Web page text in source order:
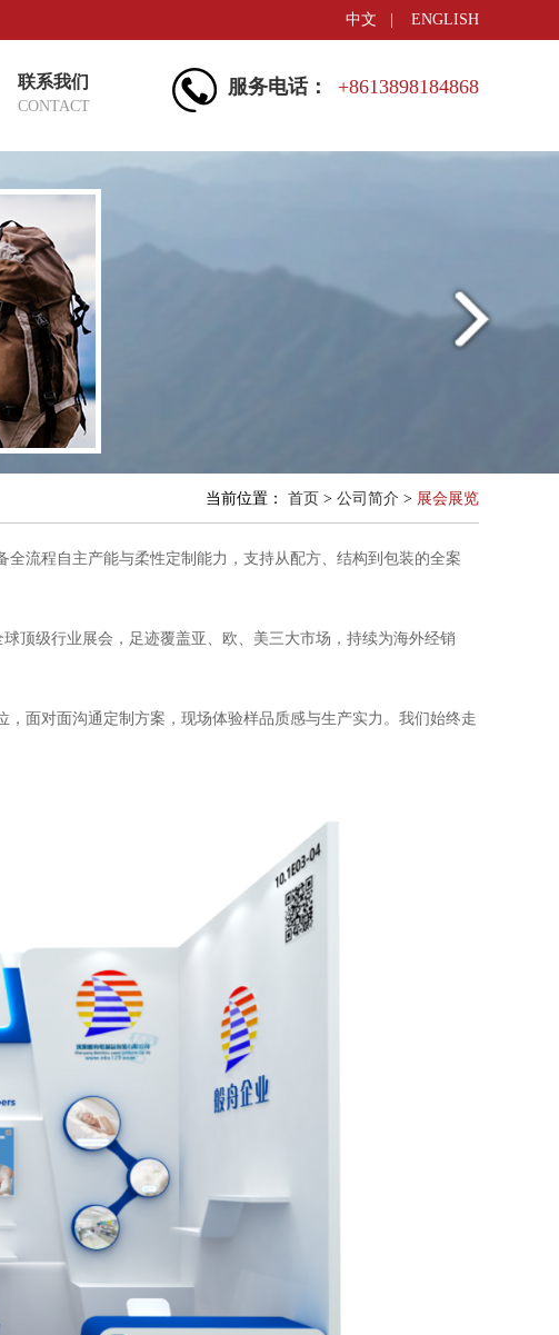
中文 ENGLISH
联系我们
CONTACT
服务电话： +8613898184868
当前位置： 首页 > 公司简介 > 展会展览
流程自主产能与柔性定制能力，支持从配方、结构到包装的全案
顶级行业展会，足迹覆盖亚、欧、美三大市场，持续为海外经销
面对面沟通定制方案，现场体验样品质感与生产实力。我们始终走